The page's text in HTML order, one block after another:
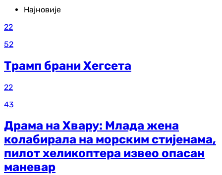
Најновије
22
52
Трамп брани Хегсета
22
43
Драма на Хвару: Млада жена
колабирала на морским стијенама,
пилот хеликоптера извео опасан
маневар